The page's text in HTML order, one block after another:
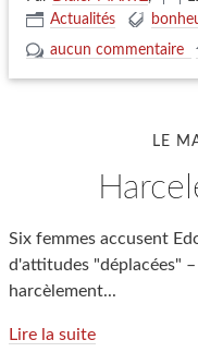
Actualités
aucun commentaire
LE
Six femmes accusent
d'attitudes "déplacées"
harcèlement...
Lire la suite